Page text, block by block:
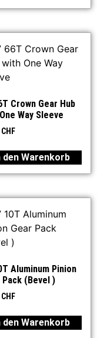
Crown Gear Hub
Way Sleeve
CHF
den Warenkorb
Aluminum Pinion
Pack (Bevel )
CHF
den Warenkorb